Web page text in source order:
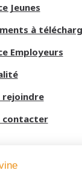
Jeunes
à
Employeurs
rejoindre
contacter